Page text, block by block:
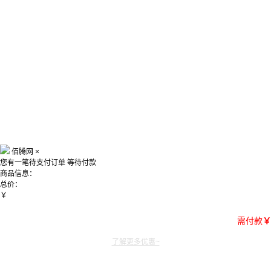
佰腾网 ×
您有一笔待支付订单 等待付款
商品信息：
总价：
￥
需付款￥
了解更多优惠~